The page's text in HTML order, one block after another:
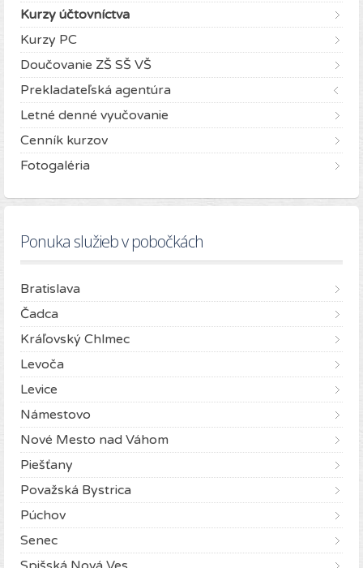
Kurzy účtovníctva
Kurzy PC
Doučovanie ZŠ SŠ VŠ
Prekladateľská agentúra
Letné denné vyučovanie
Cenník kurzov
Fotogaléria
Ponuka služieb v pobočkách
Bratislava
Čadca
Kráľovský Chlmec
Levoča
Levice
Námestovo
Nové Mesto nad Váhom
Piešťany
Považská Bystrica
Púchov
Senec